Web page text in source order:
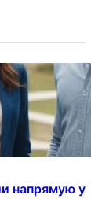
напрямую у